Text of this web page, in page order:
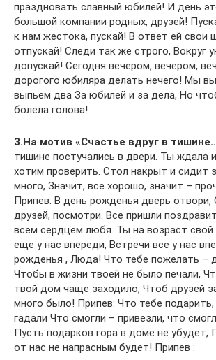
праздновать славный юбилей! И день
большой компании родных, друзей!
к нам жестока, пускай! В ответ ей свои
отпускай! Следи так же строго, Вокруг
допускай! Сегодня вечером, вечером,
дорогого юбиляра делать нечего! Мы
выпьем два За юбилей и за дела, Но
болела голова!
3.На мотив «Счастье вдруг в
тишине постучались в двери. Ты ждала
хотим проверить. Стол накрыт и сидит
много, Значит, все хорошо, значит –
Припев: В день рожденья дверь отвори,
друзей, посмотри. Все пришли
всем сердцем любя. Ты на возраст свой
еще у нас впереди, Встречи все у нас
рожденья , Люда! Что тебе пожелать –
Чтобы в жизни твоей не было печали,
твой дом чаще заходило, Чтоб друзей
много было! Припев: Что тебе
гадали Что смогли – привезли, что
Пусть подарков гора в доме не убудет,
от нас не напрасным будет! Припев :